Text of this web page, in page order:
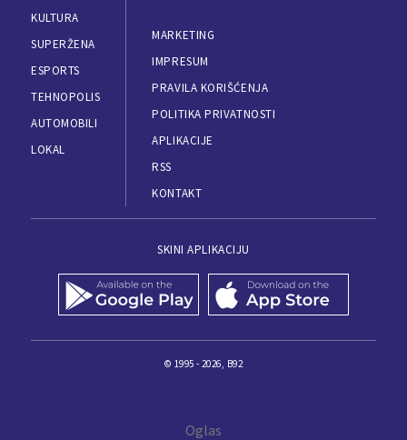
KULTURA
SUPERŽENA
ESPORTS
TEHNOPOLIS
AUTOMOBILI
LOKAL
MARKETING
IMPRESUM
PRAVILA KORIŠĆENJA
POLITIKA PRIVATNOSTI
APLIKACIJE
RSS
KONTAKT
SKINI APLIKACIJU
© 1995 - 2026, B92